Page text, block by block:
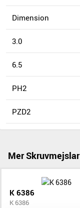
Dimension
3.0
6.5
PH2
PZD2
Mer Skruvmejslar
K 6386
K 6386